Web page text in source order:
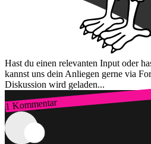
Hast du einen relevanten Input oder
kannst uns dein Anliegen gerne via
Diskussion wird geladen...
1 Kommentar
Zum Login